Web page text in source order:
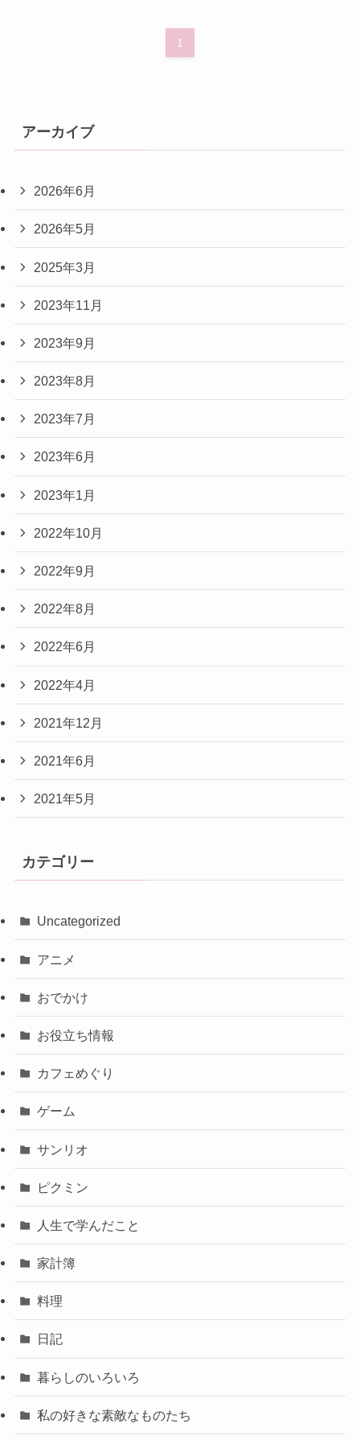
1
アーカイブ
2026年6月
2026年5月
2025年3月
2023年11月
2023年9月
2023年8月
2023年7月
2023年6月
2023年1月
2022年10月
2022年9月
2022年8月
2022年6月
2022年4月
2021年12月
2021年6月
2021年5月
カテゴリー
Uncategorized
アニメ
おでかけ
お役立ち情報
カフェめぐり
ゲーム
サンリオ
ピクミン
人生で学んだこと
家計簿
料理
日記
暮らしのいろいろ
私の好きな素敵なものたち